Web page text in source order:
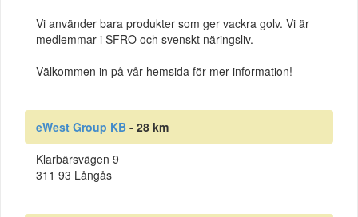
Vi använder bara produkter som ger vackra golv. Vi är
medlemmar i SFRO och svenskt näringsliv.
Välkommen in på vår hemsida för mer information!
eWest Group KB - 28 km
Klarbärsvägen 9
311 93 Långås